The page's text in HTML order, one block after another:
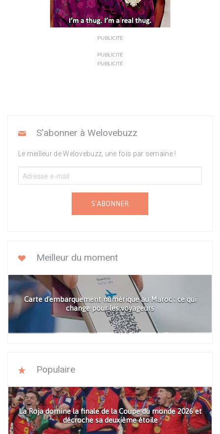
PUBLICITÉ
PUBLICITÉ
PUBLICITÉ
S'abonner à Welovebuzz
Le meilleur de Welovebuzz, une fois par semaine !
S'ABONNER
Meilleur du moment
Carte d'embarquement numérique au Maroc : ce qui
change pour les voyageurs
Populaire
La Roja domine la finale de la Coupe du monde 2026 et
décroche sa deuxième étoile